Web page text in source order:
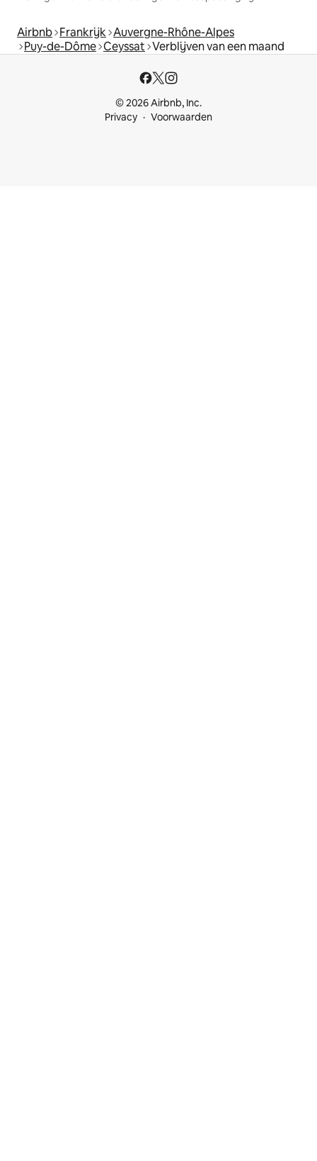
Airbnb Frankrijk Auvergne-Rhône-Alpes
Puy-de-Dôme Ceyssat Verblijven van een maand
© 2026 Airbnb, Inc.
Privacy
Voorwaarden